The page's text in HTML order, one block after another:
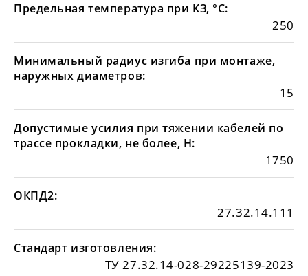
Предельная температура при КЗ, °С:
250
Минимальный радиус изгиба при монтаже,
наружных диаметров:
15
Допустимые усилия при тяжении кабелей по
трассе прокладки, не более, Н:
1750
ОКПД2:
27.32.14.111
Стандарт изготовления:
ТУ 27.32.14-028-29225139-2023